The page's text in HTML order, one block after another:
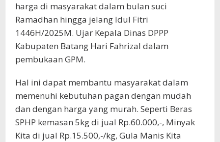
harga di masyarakat dalam bulan suci
Ramadhan hingga jelang Idul Fitri
1446H/2025M. Ujar Kepala Dinas DPPP
Kabupaten Batang Hari Fahrizal dalam
pembukaan GPM.
Hal ini dapat membantu masyarakat dalam
memenuhi kebutuhan pagan dengan mudah
dan dengan harga yang murah. Seperti Beras
SPHP kemasan 5kg di jual Rp.60.000,-, Minyak
Kita di jual Rp.15.500,-/kg, Gula Manis Kita